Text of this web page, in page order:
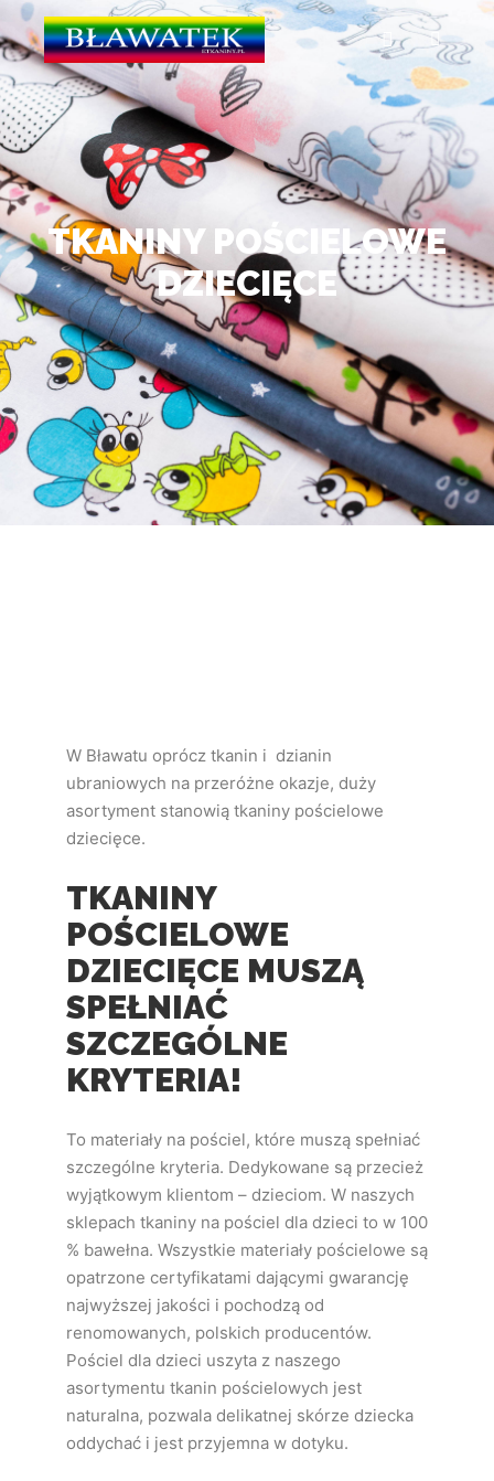
TKANINY POŚCIELOWE
DZIECIĘCE
W Bławatu oprócz tkanin i dzianin
ubraniowych na przeróżne okazje, duży
asortyment stanowią tkaniny pościelowe
dziecięce.
TKANINY
POŚCIELOWE
DZIECIĘCE MUSZĄ
SPEŁNIAĆ
SZCZEGÓLNE
KRYTERIA!
To materiały na pościel, które muszą spełniać
szczególne kryteria. Dedykowane są przecież
wyjątkowym klientom – dzieciom. W naszych
sklepach tkaniny na pościel dla dzieci to w 100
% bawełna. Wszystkie materiały pościelowe są
opatrzone certyfikatami dającymi gwarancję
najwyższej jakości i pochodzą od
renomowanych, polskich producentów.
Pościel dla dzieci uszyta z naszego
asortymentu tkanin pościelowych jest
naturalna, pozwala delikatnej skórze dziecka
oddychać i jest przyjemna w dotyku.